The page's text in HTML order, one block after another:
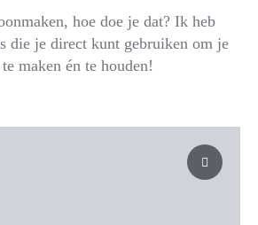
hoe doe je dat? Ik heb
die je direct kunt gebruiken om je
maken én te houden!